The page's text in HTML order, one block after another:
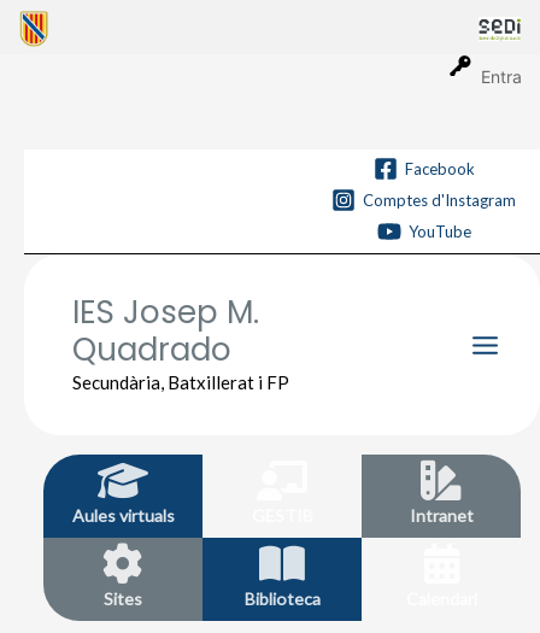
Entra
Vés
Facebook
Comptes d'Instagram
YouTube
IES Josep M.
Quadrado
Secundària, Batxillerat i FP
Aules virtuals Intranet
Sites Biblioteca